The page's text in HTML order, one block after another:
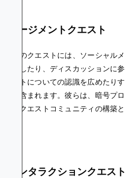
ゲージメントクエスト
れらのクエストには、ソーシャルメ
ローしたり、ディスカッションに参
ェクトについての認識を広めたりす
ィが含まれます。彼らは、暗号プロ
暗号クエストコミュニティの構築と
インタラクションクエスト